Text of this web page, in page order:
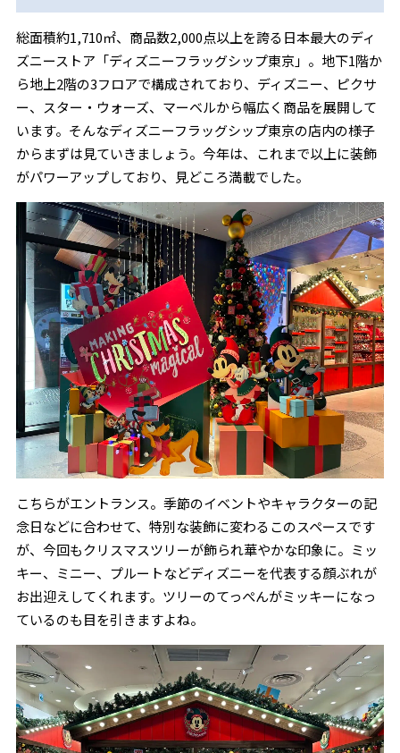
総面積約1,710㎡、商品数2,000点以上を誇る日本最大のディ
ズニーストア「ディズニーフラッグシップ東京」。地下1階か
ら地上2階の3フロアで構成されており、ディズニー、ピクサ
ー、スター・ウォーズ、マーベルから幅広く商品を展開して
います。そんなディズニーフラッグシップ東京の店内の様子
からまずは見ていきましょう。今年は、これまで以上に装飾
がパワーアップしており、見どころ満載でした。
こちらがエントランス。季節のイベントやキャラクターの記
念日などに合わせて、特別な装飾に変わるこのスペースです
が、今回もクリスマスツリーが飾られ華やかな印象に。ミッ
キー、ミニー、プルートなどディズニーを代表する顔ぶれが
お出迎えしてくれます。ツリーのてっぺんがミッキーになっ
ているのも目を引きますよね。